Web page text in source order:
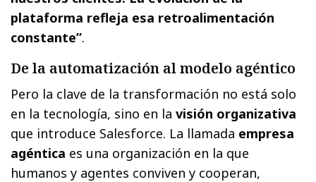
plataforma refleja esa retroalimentación
constante”.
De la automatización al modelo agéntico
Pero la clave de la transformación no está solo
en la tecnología, sino en lavisión organizativa
que introduce Salesforce. La llamada empresa
agéntica es una organización en la que
humanos y agentes conviven y cooperan,